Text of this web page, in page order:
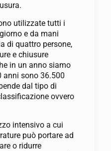
utilizzate tutti i
e da mani
di quattro persone,
e chiusure
in un anno siamo
anni sono 36.500
dal tipo di
ovvero
intensivo a cui
può portare ad
o ridurre